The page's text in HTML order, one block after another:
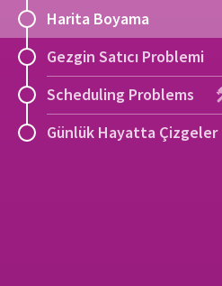
Harita Boyama
Gezgin Satıcı Problemi
Scheduling Problems
Günlük Hayatta Çizgeler